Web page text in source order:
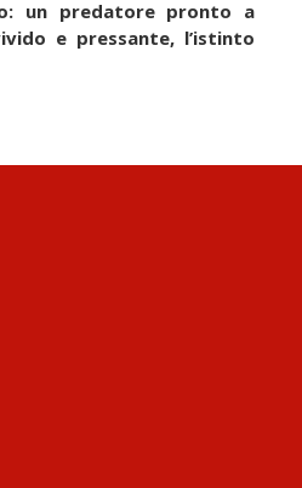
un predatore pronto a
e pressante, l’istinto